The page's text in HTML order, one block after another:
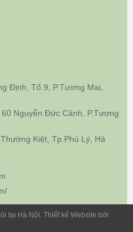
Định, Tổ 9, P.Tương Mai,
Nguyễn Đức Cảnh, P.Tương
Kiệt, Tp.Phủ Lý, Hà
tại Hà Nội. Thiết kế Website bởi